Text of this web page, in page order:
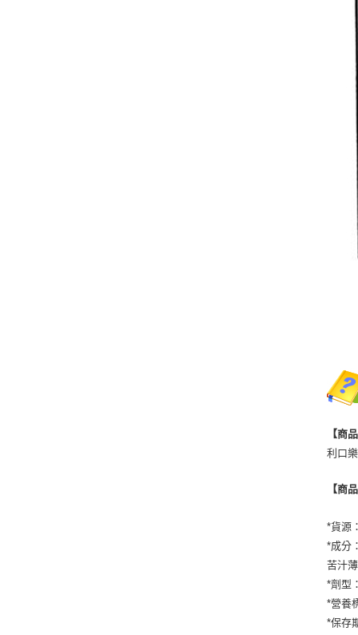
【商
利口
【商
*貨源
*成分
苦汁
*劑型
*營養
*保存